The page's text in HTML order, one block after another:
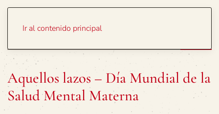
Ir al contenido principal
Aquellos lazos – Día Mundial de la
Salud Mental Materna